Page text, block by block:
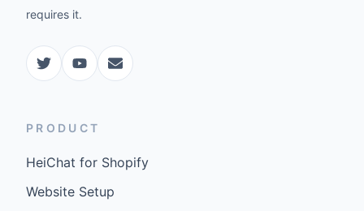
requires it.
PRODUCT
HeiChat for Shopify
Website Setup